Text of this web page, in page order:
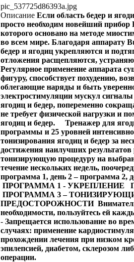
pic_537725d86393a.jpg
Описание Если область бедер и
просто необходим новейший
которого основано на методе
во всем мире. Благодаря
бедер и ягодиц укрепляются и
отложения расщепляются,
Регулярное применение аппарата
фигуру, способствует похудению,
облегающие наряды и быть
электростимуляции мускул
ягодиц и бедер, попеременно
не требует физической нагрузки и
ягодиц и бедер.
Тренажер для
программы и 25 уровней
тонизирования ягодиц и бедер за
достижения наилучших результатов
тонизирующую процедуру на
течение нескольких недель,
программа 1, день 2 – программа 2,
ПРОГРАММА 1 - УКРЕПЛЕНИЕ
ПРОГРАММА 3 –
ПРЕДОСТОРОЖНОСТИ
необходимости, пользуйтесь ей
- Запрещается использование во
случаях: применение
прохождении лечения при низком
эпилепсией, диабетом, склерозом
операции.